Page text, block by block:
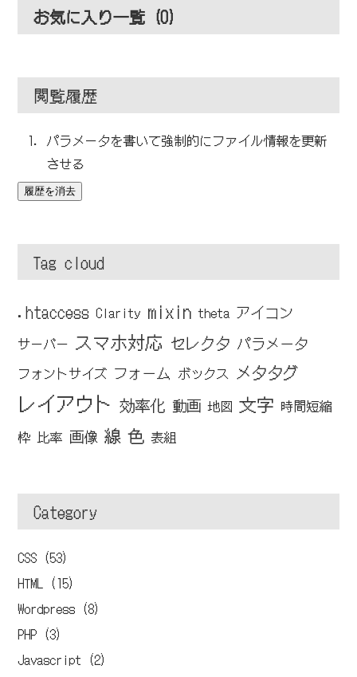
お気に入り一覧 (0)
閲覧履歴
パラメータを書いて強制的にファイル情報を更新
させる
履歴を消去
Tag cloud
.htaccess Clarity mixin theta アイコン
サーバー スマホ対応 セレクタ パラメータ
フォントサイズ フォーム ボックス メタタグ
レイアウト 効率化 動画 地図 文字 時間短縮
枠 比率 画像 線 色 表組
Category
CSS (53)
HTML (15)
Wordpress (8)
PHP (3)
Javascript (2)